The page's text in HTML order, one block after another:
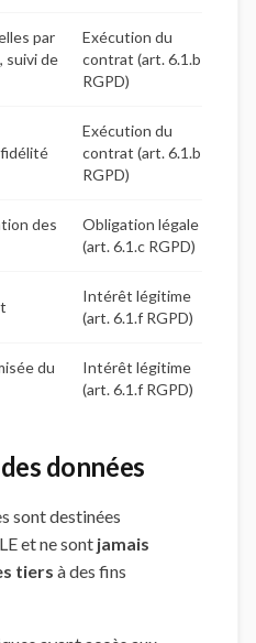
par
suivi de
Exécution du
contrat (art. 6.1.b
RGPD)
Exécution du
contrat (art. 6.1.b
RGPD)
des
Obligation légale
(art. 6.1.c RGPD)
Intérêt légitime
(art. 6.1.f RGPD)
du
Intérêt légitime
(art. 6.1.f RGPD)
données
sont destinées
et ne sont jamais
tiers à des fins